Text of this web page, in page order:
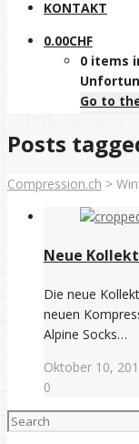
KONTAKT
0.00CHF
0 items
Go to
Posts
Compression.ch >
Neue
Die neue
neuen
Alpine Socks…
Oktober 10,
0